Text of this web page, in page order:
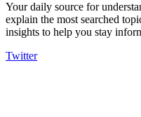
Your daily source for
explain the most searched
insights to help you stay
Twitter